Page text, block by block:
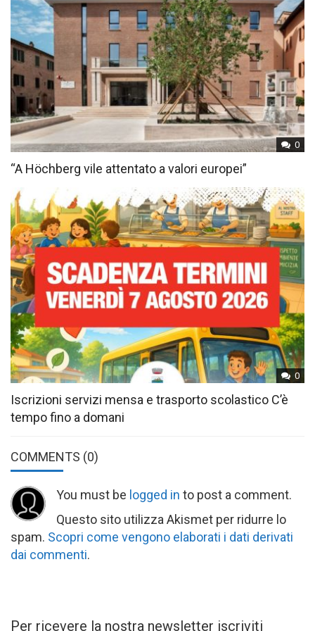
0
“A Höchberg vile attentato a valori europei”
0
Iscrizioni servizi mensa e trasporto scolastico C’è
tempo fino a domani
COMMENTS (0)
You must be logged in to post a comment.
Questo sito utilizza Akismet per ridurre lo
spam. Scopri come vengono elaborati i dati derivati
dai commenti.
Per ricevere la nostra newsletter iscriviti